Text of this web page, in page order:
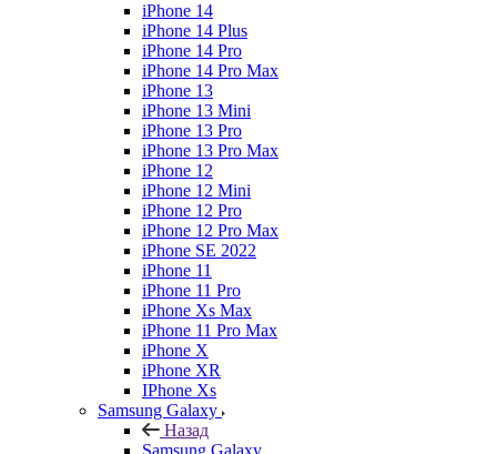
iPhone 14
iPhone 14 Plus
iPhone 14 Pro
iPhone 14 Pro Max
iPhone 13
iPhone 13 Mini
iPhone 13 Pro
iPhone 13 Pro Max
iPhone 12
iPhone 12 Mini
iPhone 12 Pro
iPhone 12 Pro Max
iPhone SE 2022
iPhone 11
iPhone 11 Pro
iPhone Xs Max
iPhone 11 Pro Max
iPhone X
iPhone XR
IPhone Xs
Samsung Galaxy
Назад
Samsung Galaxy